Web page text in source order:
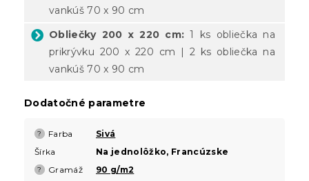
vankúš 70 x 90 cm
Obliečky 200 x 220 cm: 1 ks obliečka na
prikrývku 200 x 220 cm | 2 ks obliečka na
vankúš 70 x 90 cm
Dodatočné parametre
? Farba
Sivá
Šírka
Na jednolôžko, Francúzske
? Gramáž 90 g/m2